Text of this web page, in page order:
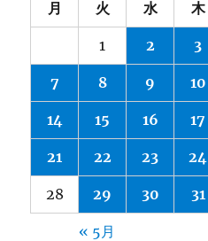
月 火 水 木
1 2 3
7 8 9 10
14 15 16 17
21 22 23 24
28 29 30 31
« 5月